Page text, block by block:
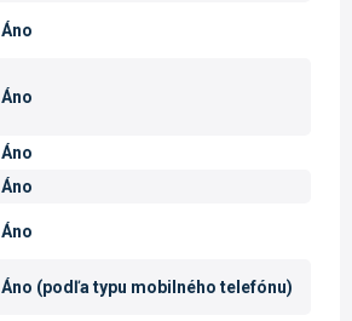
Áno
Áno
Áno
Áno
Áno
Áno (podľa typu mobilného telefónu)